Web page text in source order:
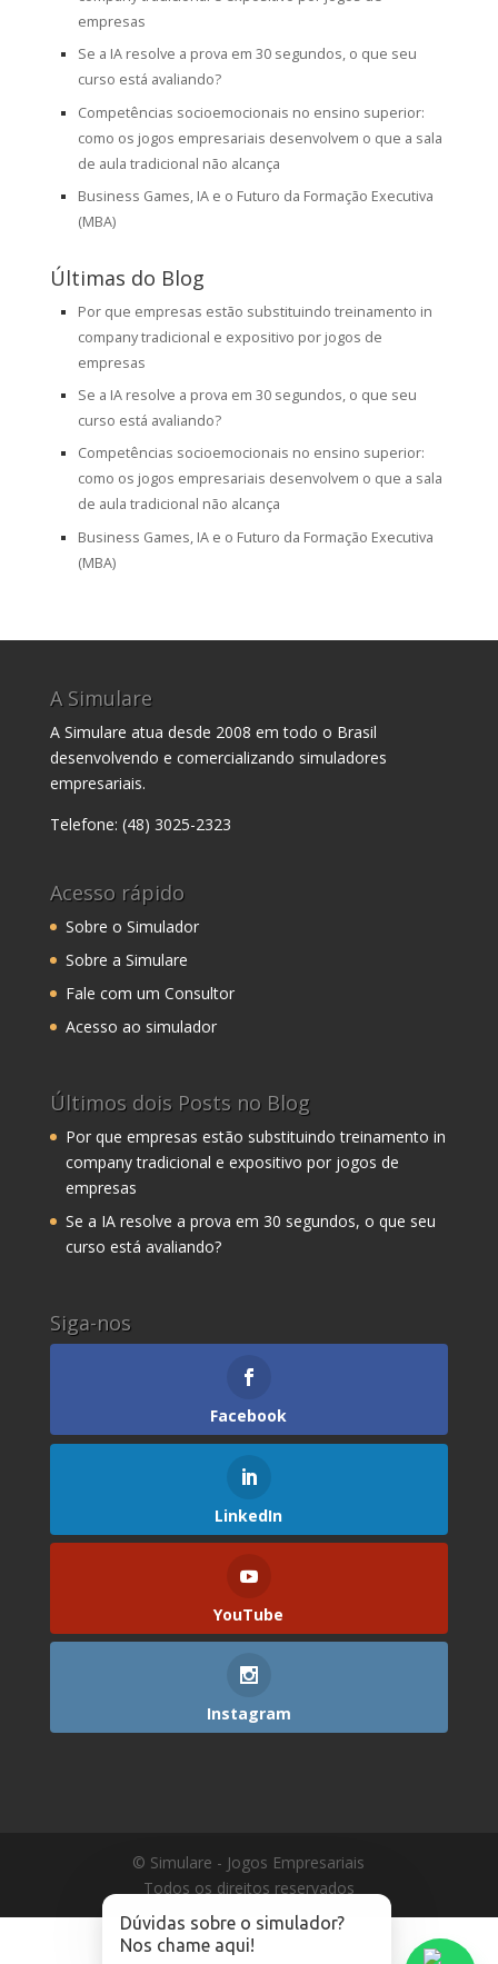
empresas
Se a IA resolve a prova em 30 segundos, o que seu
curso está avaliando?
Competências socioemocionais no ensino superior:
como os jogos empresariais desenvolvem o que a sala
de aula tradicional não alcança
Business Games, IA e o Futuro da Formação Executiva
(MBA)
Últimas do Blog
Por que empresas estão substituindo treinamento in
company tradicional e expositivo por jogos de
empresas
Se a IA resolve a prova em 30 segundos, o que seu
curso está avaliando?
Competências socioemocionais no ensino superior:
como os jogos empresariais desenvolvem o que a sala
de aula tradicional não alcança
Business Games, IA e o Futuro da Formação Executiva
(MBA)
A Simulare
A Simulare atua desde 2008 em todo o Brasil
desenvolvendo e comercializando simuladores
empresariais.
Telefone: (48) 3025-2323
Acesso rápido
Sobre o Simulador
Sobre a Simulare
Fale com um Consultor
Acesso ao simulador
Últimos dois Posts no Blog
Por que empresas estão substituindo treinamento in
company tradicional e expositivo por jogos de
empresas
Se a IA resolve a prova em 30 segundos, o que seu
curso está avaliando?
Siga-nos
Facebook
LinkedIn
YouTube
Instagram
© Simulare - Jogos Empresariais
Todos os direitos reservados
Dúvidas sobre o simulador?
Nos chame aqui!